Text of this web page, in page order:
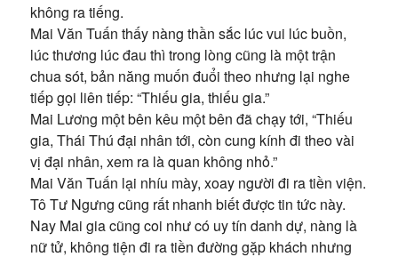
không ra tiếng.
Mai Văn Tuấn thấy nàng thần sắc lúc vui lúc buồn,
lúc thương lúc đau thì trong lòng cũng là một trận
chua sót, bản năng muốn đuổi theo nhưng lại nghe
tiếp gọi liên tiếp: “Thiếu gia, thiếu gia.”
Mai Lương một bên kêu một bên đã chạy tới, “Thiếu
gia, Thái Thú đại nhân tới, còn cung kính đi theo vài
vị đại nhân, xem ra là quan không nhỏ.”
Mai Văn Tuấn lại nhíu mày, xoay người đi ra tiền viện.
Tô Tư Ngưng cũng rất nhanh biết được tin tức này.
Nay Mai gia cũng coi như có uy tín danh dự, nàng là
nữ tử, không tiện đi ra tiền đường gặp khách nhưng